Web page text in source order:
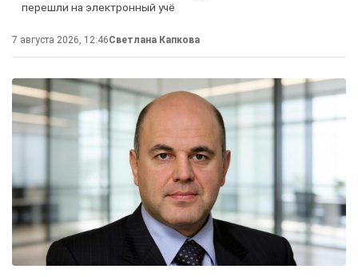
перешли на электронный учё
7 августа 2026, 12:46Светлана Капкова